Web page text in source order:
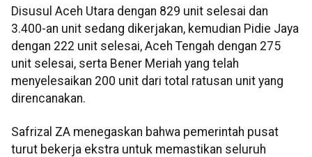
Disusul Aceh Utara dengan 829 unit selesai dan
3.400-an unit sedang dikerjakan, kemudian Pidie Jaya
dengan 222 unit selesai, Aceh Tengah dengan 275
unit selesai, serta Bener Meriah yang telah
menyelesaikan 200 unit dari total ratusan unit yang
direncanakan.
Safrizal ZA menegaskan bahwa pemerintah pusat
turut bekerja ekstra untuk memastikan seluruh